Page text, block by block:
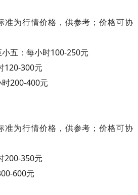
准为行情价格，供参考；价格可协
五：每小时100-250元
120-300元
200-400元
准为行情价格，供参考；价格可协
200-350元
600元